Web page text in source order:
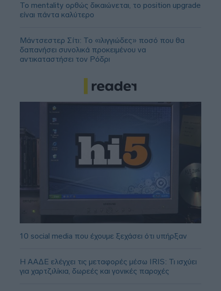
Το mentality ορθώς δικαιώνεται, το position upgrade
είναι πάντα καλύτερο
Μάντσεστερ Σίτι: Το «ιλιγγιώδες» ποσό που θα
δαπανήσει συνολικά προκειμένου να
αντικαταστήσει τον Ρόδρι
10 social media που έχουμε ξεχάσει ότι υπήρξαν
Η ΑΑΔΕ ελέγχει τις μεταφορές μέσω IRIS: Τι ισχύει
για χαρτζιλίκια, δωρεές και γονικές παροχές